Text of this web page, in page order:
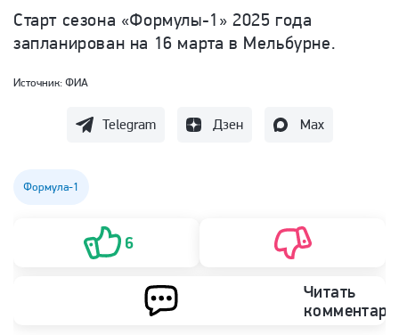
Старт сезона «Формулы-1» 2025 года
запланирован на 16 марта в Мельбурне.
Источник: ФИА
Telegram Дзен Max
Формула-1
6
Читать